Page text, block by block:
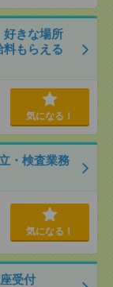
好きな場所
もらえる
気になる！
・検査業務
気になる！
受付